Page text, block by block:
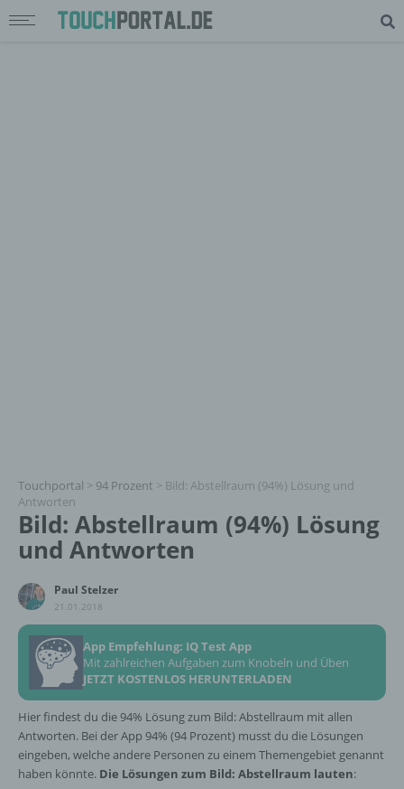
Touchportal > 94 Prozent > Bild: Abstellraum (94%) Lösung und
Antworten
Bild: Abstellraum (94%) Lösung
und Antworten
Paul Stelzer
21.01.2018
App Empfehlung: IQ Test App
Mit zahlreichen Aufgaben zum Knobeln und Üben
JETZT KOSTENLOS HERUNTERLADEN
Hier findest du die 94% Lösung zum Bild: Abstellraum mit allen
Antworten. Bei der App 94% (94 Prozent) musst du die Lösungen
eingeben, welche andere Personen zu einem Themengebiet genannt
haben könnte. Die Lösungen zum Bild: Abstellraum lauten: